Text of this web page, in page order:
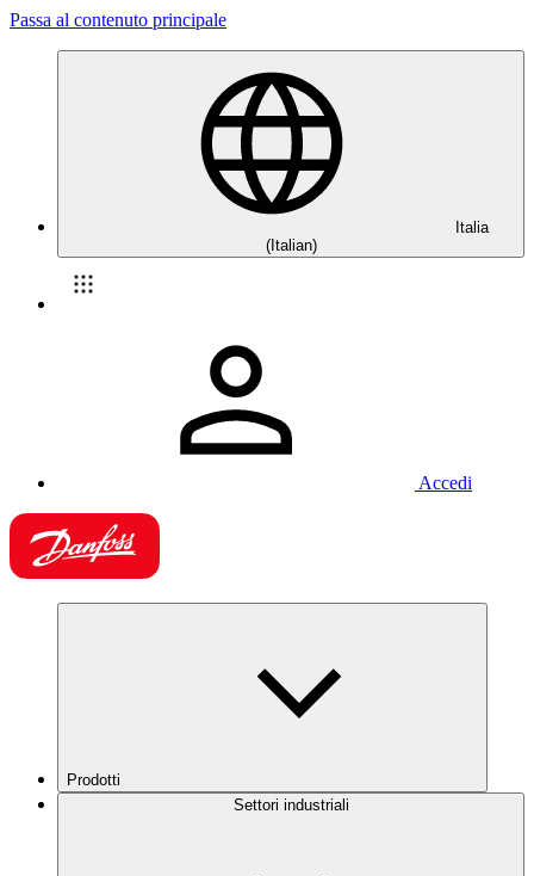
Passa al contenuto principale
Italia
(Italian)
Accedi
Prodotti
Settori industriali